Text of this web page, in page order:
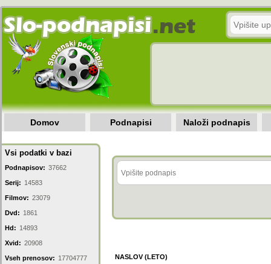
Domov Podnapisi Naloži podnapis
Vsi podatki v bazi
Podnapisov: 37662
Serij: 14583
Filmov: 23079
Dvd: 1861
Hd: 14893
Xvid: 20908
Vseh prenosov: 17704777 NASLOV (LETO)